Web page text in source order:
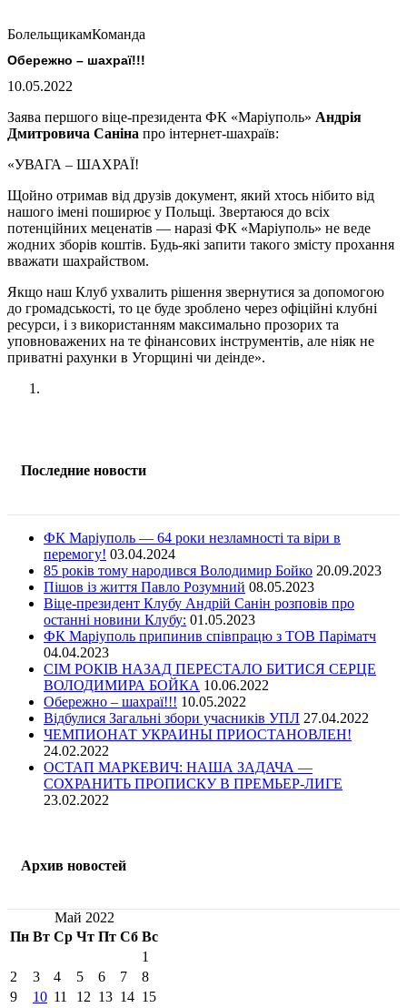
БолельщикамКоманда
Обережно – шахраї!!!
10.05.2022
Заява першого віце-президента ФК «Маріуполь» Андрія
Дмитровича Саніна про інтернет-шахраїв:
«УВАГА – ШАХРАЇ!
Щойно отримав від друзів документ, який хтось нібито від
нашого імені поширює у Польщі. Звертаюся до всіх
потенційних меценатів — наразі ФК «Маріуполь» не веде
жодних зборів коштів. Будь-які запити такого змісту прохання
вважати шахрайством.
Якщо наш Клуб ухвалить рішення звернутися за допомогою
до громадськості, то це буде зроблено через офіційні клубні
ресурси, і з використанням максимально прозорих та
уповноважених на те фінансових інструментів, але ніяк не
приватні рахунки в Угорщині чи деінде».
Последние новости
ФК Маріуполь — 64 роки незламності та віри в
перемогу! 03.04.2024
85 років тому народився Володимир Бойко 20.09.2023
Пішов із життя Павло Розумний 08.05.2023
Віце-президент Клубу Андрій Санін розповів про
останні новини Клубу: 01.05.2023
ФК Маріуполь припинив співпрацю з ТОВ Паріматч
04.04.2023
СІМ РОКІВ НАЗАД ПЕРЕСТАЛО БИТИСЯ СЕРЦЕ
ВОЛОДИМИРА БОЙКА 10.06.2022
Обережно – шахраї!!! 10.05.2022
Відбулися Загальні збори учасників УПЛ 27.04.2022
ЧЕМПИОНАТ УКРАИНЫ ПРИОСТАНОВЛЕН!
24.02.2022
ОСТАП МАРКЕВИЧ: НАША ЗАДАЧА —
СОХРАНИТЬ ПРОПИСКУ В ПРЕМЬЕР-ЛИГЕ
23.02.2022
Архив новостей
Май 2022
Пн Вт Ср Чт Пт Сб Вс
1
2
3 4 5 6 7
8
9
10 11 12 13 14 15